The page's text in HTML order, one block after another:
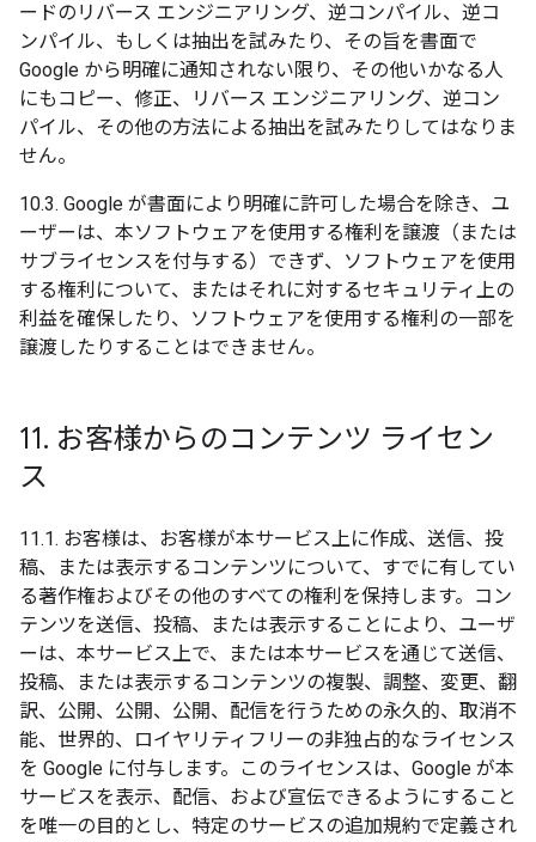
ードのリバース エンジニアリング、逆コンパイル、逆コ
ンパイル、もしくは抽出を試みたり、その旨を書面で
Google から明確に通知されない限り、その他いかなる人
にもコピー、修正、リバース エンジニアリング、逆コン
パイル、その他の方法による抽出を試みたりしてはなりま
せん。
10.3. Google が書面により明確に許可した場合を除き、ユ
ーザーは、本ソフトウェアを使用する権利を譲渡（または
サブライセンスを付与する）できず、ソフトウェアを使用
する権利について、またはそれに対するセキュリティ上の
利益を確保したり、ソフトウェアを使用する権利の一部を
譲渡したりすることはできません。
11. お客様からのコンテンツ ライセン
ス
11.1. お客様は、お客様が本サービス上に作成、送信、投
稿、または表示するコンテンツについて、すでに有してい
る著作権およびその他のすべての権利を保持します。コン
テンツを送信、投稿、または表示することにより、ユーザ
ーは、本サービス上で、または本サービスを通じて送信、
投稿、または表示するコンテンツの複製、調整、変更、翻
訳、公開、公開、公開、配信を行うための永久的、取消不
能、世界的、ロイヤリティフリーの非独占的なライセンス
を Google に付与します。このライセンスは、Google が本
サービスを表示、配信、および宣伝できるようにすること
を唯一の目的とし、特定のサービスの追加規約で定義され